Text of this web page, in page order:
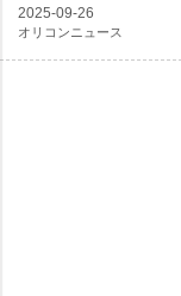
2025-09-26
オリコンニュース